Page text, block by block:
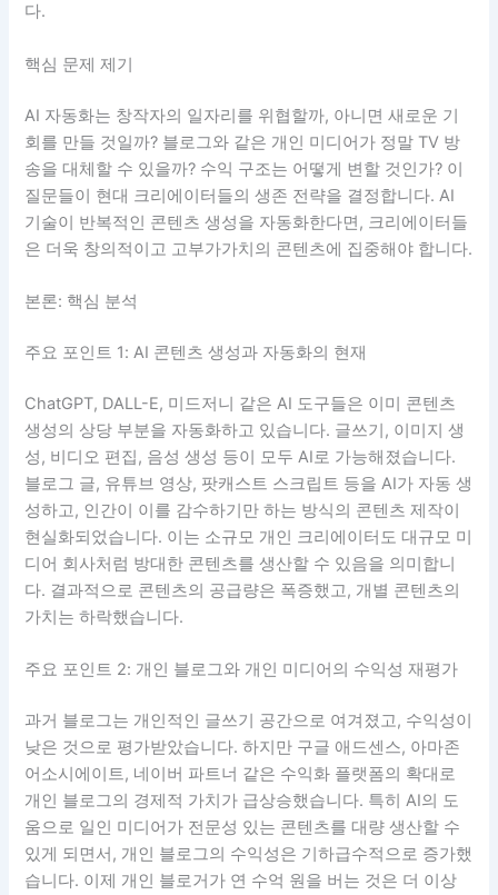
다.
핵심 문제 제기
AI 자동화는 창작자의 일자리를 위협할까, 아니면 새로운 기
회를 만들 것일까? 블로그와 같은 개인 미디어가 정말 TV 방
송을 대체할 수 있을까? 수익 구조는 어떻게 변할 것인가? 이
질문들이 현대 크리에이터들의 생존 전략을 결정합니다. AI
기술이 반복적인 콘텐츠 생성을 자동화한다면, 크리에이터들
은 더욱 창의적이고 고부가가치의 콘텐츠에 집중해야 합니다.
본론: 핵심 분석
주요 포인트 1: AI 콘텐츠 생성과 자동화의 현재
ChatGPT, DALL-E, 미드저니 같은 AI 도구들은 이미 콘텐츠
생성의 상당 부분을 자동화하고 있습니다. 글쓰기, 이미지 생
성, 비디오 편집, 음성 생성 등이 모두 AI로 가능해졌습니다.
블로그 글, 유튜브 영상, 팟캐스트 스크립트 등을 AI가 자동 생
성하고, 인간이 이를 감수하기만 하는 방식의 콘텐츠 제작이
현실화되었습니다. 이는 소규모 개인 크리에이터도 대규모 미
디어 회사처럼 방대한 콘텐츠를 생산할 수 있음을 의미합니
다. 결과적으로 콘텐츠의 공급량은 폭증했고, 개별 콘텐츠의
가치는 하락했습니다.
주요 포인트 2: 개인 블로그와 개인 미디어의 수익성 재평가
과거 블로그는 개인적인 글쓰기 공간으로 여겨졌고, 수익성이
낮은 것으로 평가받았습니다. 하지만 구글 애드센스, 아마존
어소시에이트, 네이버 파트너 같은 수익화 플랫폼의 확대로
개인 블로그의 경제적 가치가 급상승했습니다. 특히 AI의 도
움으로 일인 미디어가 전문성 있는 콘텐츠를 대량 생산할 수
있게 되면서, 개인 블로그의 수익성은 기하급수적으로 증가했
습니다. 이제 개인 블로거가 연 수억 원을 버는 것은 더 이상